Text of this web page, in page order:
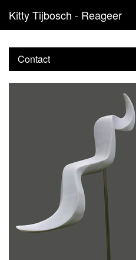
Kitty Tijbosch - Reageer
Contact